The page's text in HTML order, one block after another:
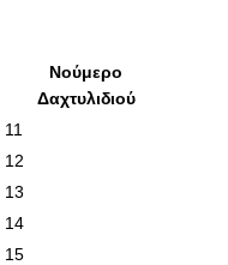
Νούμερο
Δαχτυλιδιού
11
12
13
14
15